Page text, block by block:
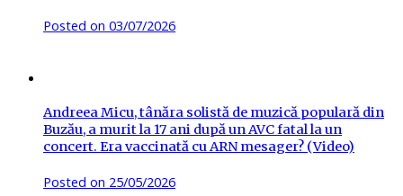
Posted on 03/07/2026
Andreea Micu, tânăra solistă de muzică populară din
Buzău, a murit la 17 ani după un AVC fatal la un
concert. Era vaccinată cu ARN mesager? (Video)
Posted on 25/05/2026